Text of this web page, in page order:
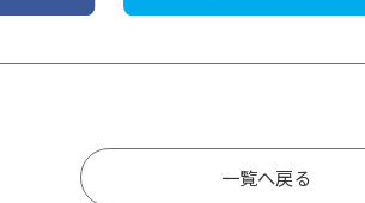
一覧へ戻る